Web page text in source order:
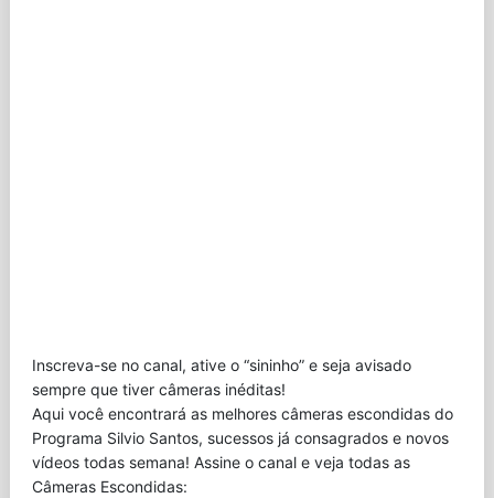
Inscreva-se no canal, ative o “sininho” e seja avisado
sempre que tiver câmeras inéditas!
Aqui você encontrará as melhores câmeras escondidas do
Programa Silvio Santos, sucessos já consagrados e novos
vídeos todas semana! Assine o canal e veja todas as
Câmeras Escondidas: